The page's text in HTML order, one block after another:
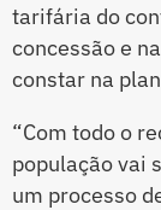
tarifária do
concessão e
constar na
“Com todo o
população vai
um processo